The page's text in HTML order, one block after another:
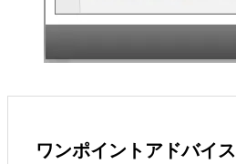
ワンポイントアドバイス